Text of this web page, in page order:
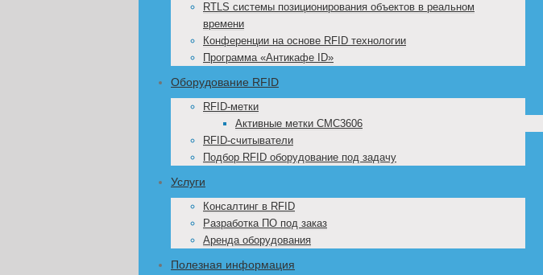
RTLS системы позиционирования объектов в реальном
времени
Конференции на основе RFID технологии
Программа «Антикафе ID»
Оборудование RFID
RFID-метки
Активные метки CMC3606
RFID-считыватели
Подбор RFID оборудование под задачу
Услуги
Консалтинг в RFID
Разработка ПО под заказ
Аренда оборудования
Полезная информация